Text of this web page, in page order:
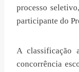
processo
participante do
A classificação
concorrência